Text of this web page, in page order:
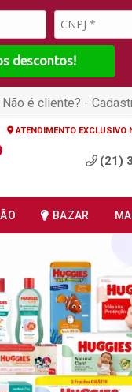
descontos!
Não é cliente? -
ATENDIMENTO EXCLUSIVO
(21)
BAZAR